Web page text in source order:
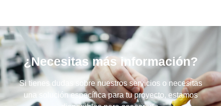
¿Necesitas más información?
Si tienes dudas sobre nuestros servicios o necesitas
una solución específica para tu proyecto, estamos